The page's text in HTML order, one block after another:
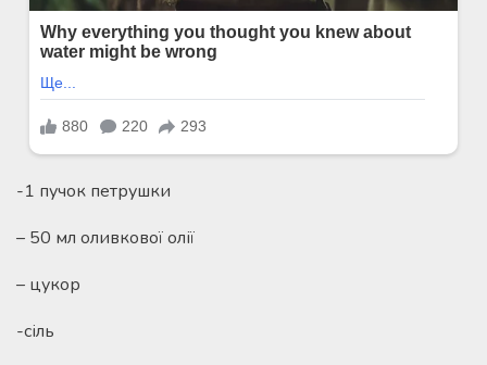
-1 пучок петрушки
– 50 мл оливкової олії
– цукор
-сіль